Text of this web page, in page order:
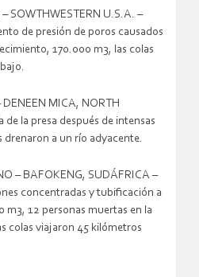
SOWTHWESTERN U.S.A. –
de presión de poros causados
170.000 m3, las colas
MICA, NORTH
la presa después de intensas
drenaron a un río adyacente.
– BAFOKENG, SUDÁFRICA –
concentradas y tubificación a
m3, 12 personas muertas en la
colas viajaron 45 kilómetros